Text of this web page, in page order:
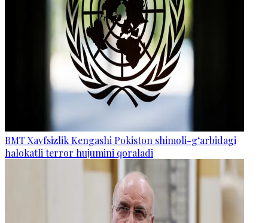
BMT Xavfsizlik Kengashi Pokiston shimoli-g‘arbidagi
halokatli terror hujumini qoraladi